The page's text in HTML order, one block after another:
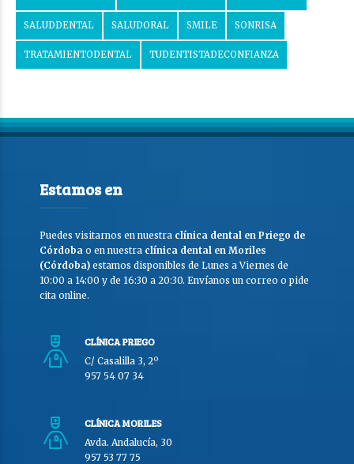
SALUDDENTAL SALUDORAL SMILE SONRISA
TRATAMIENTODENTAL TUDENTISTADECONFIANZA
Estamos en
Puedes visitarnos en nuestra clínica dental en Priego de
Córdoba o en nuestra clínica dental en Moriles
(Córdoba) estamos disponibles de Lunes a Viernes de
10:00 a 14:00 y de 16:30 a 20:30. Envíanos un correo o pide
cita online.
CLÍNICA PRIEGO
C/ Casalilla 3, 2º
957 54 07 34
CLÍNICA MORILES
Avda. Andalucía, 30
957 53 77 75